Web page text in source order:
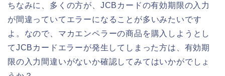
ちなみに、多くの方が、JCBカードの有効期限の入力
が間違っていてエラーになることが多いみたいです
よ。なので、マカエンペラーの商品を購入しようとし
てJCBカードエラーが発生してしまった方は、有効期
限の入力間違いがないか確認してみてはいかがでしょ